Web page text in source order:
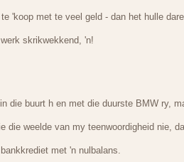
'koop met te veel geld - dan het hulle
skrikwekkend, 'n!
die buurt h en met die duurste BMW ry,
die weelde van my teenwoordigheid nie,
met 'n nulbalans.